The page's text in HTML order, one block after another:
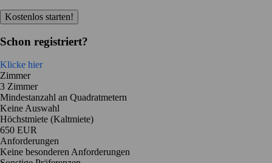
Kostenlos starten!
Schon registriert?
Klicke hier
Zimmer
3 Zimmer
Mindestanzahl an Quadratmetern
Keine Auswahl
Höchstmiete (Kaltmiete)
650 EUR
Anforderungen
Keine besonderen Anforderungen